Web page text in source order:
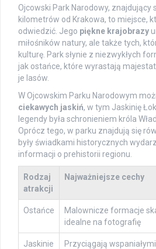
Ojcowski Park Narodowy, znajdujący
kilometrów od Krakowa, to miejsce,
odwiedzić. Jego piękne krajobrazy
miłośników natury, ale także tych,
kulturę. Park słynie z niezwykłych
jak ostańce, które wyrastają
je lasów.
W Ojcowskim Parku Narodowym
ciekawych jaskiń, w tym Jaskinię
legendy była schronieniem króla
Oprócz tego, w parku znajdują się
były świadkami historycznych
informacji o prehistorii regionu.
Rodzaj
atrakcji
Najważniejsze cechy
Ostańce
Malownicze formacje
idealne na fotografię
Jaskinie
Przyciągają wspaniałymi